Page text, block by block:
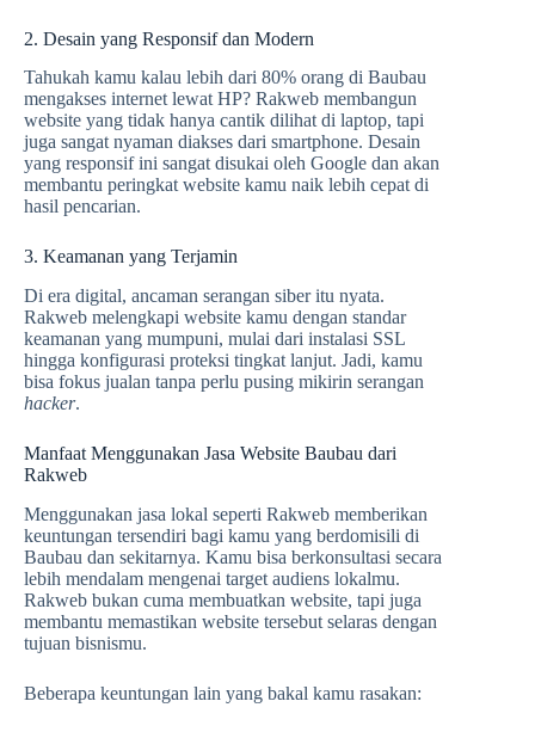
2. Desain yang Responsif dan Modern
Tahukah kamu kalau lebih dari 80% orang di Baubau
mengakses internet lewat HP? Rakweb membangun
website yang tidak hanya cantik dilihat di laptop, tapi
juga sangat nyaman diakses dari smartphone. Desain
yang responsif ini sangat disukai oleh Google dan akan
membantu peringkat website kamu naik lebih cepat di
hasil pencarian.
3. Keamanan yang Terjamin
Di era digital, ancaman serangan siber itu nyata.
Rakweb melengkapi website kamu dengan standar
keamanan yang mumpuni, mulai dari instalasi SSL
hingga konfigurasi proteksi tingkat lanjut. Jadi, kamu
bisa fokus jualan tanpa perlu pusing mikirin serangan
hacker.
Manfaat Menggunakan Jasa Website Baubau dari
Rakweb
Menggunakan jasa lokal seperti Rakweb memberikan
keuntungan tersendiri bagi kamu yang berdomisili di
Baubau dan sekitarnya. Kamu bisa berkonsultasi secara
lebih mendalam mengenai target audiens lokalmu.
Rakweb bukan cuma membuatkan website, tapi juga
membantu memastikan website tersebut selaras dengan
tujuan bisnismu.
Beberapa keuntungan lain yang bakal kamu rasakan: